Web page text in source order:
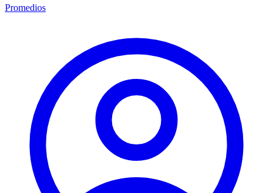
Promedios